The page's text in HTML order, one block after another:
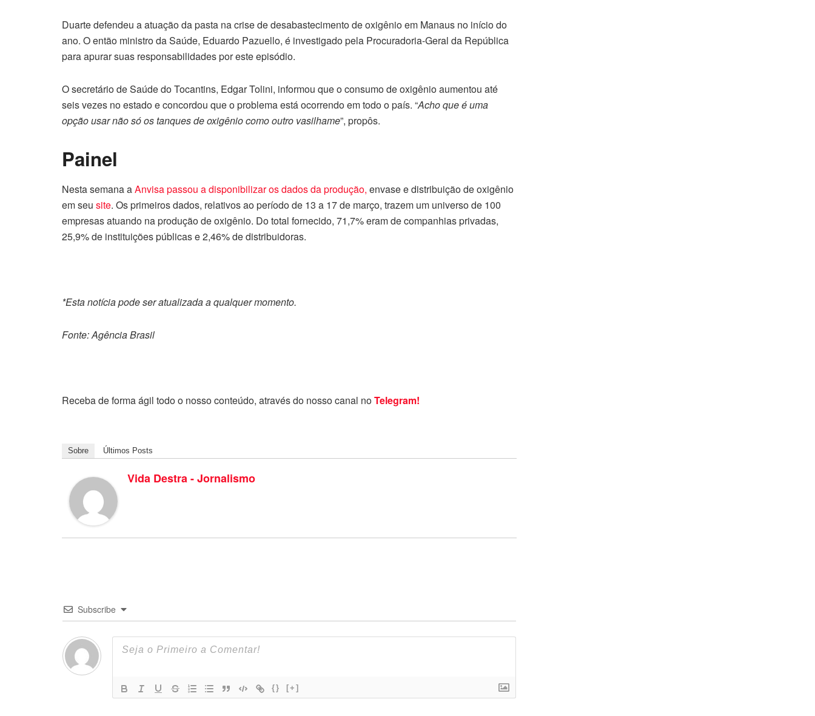
Duarte defendeu a atuação da pasta na crise de desabastecimento de oxigênio em Manaus no início do
ano. O então ministro da Saúde, Eduardo Pazuello, é investigado pela Procuradoria-Geral da República
para apurar suas responsabilidades por este episódio.
O secretário de Saúde do Tocantins, Edgar Tolini, informou que o consumo de oxigênio aumentou até
seis vezes no estado e concordou que o problema está ocorrendo em todo o país. “Acho que é uma
opção usar não só os tanques de oxigênio como outro vasilhame”, propôs.
Painel
Nesta semana aAnvisa passou a disponibilizar os dados da produção, envase e distribuição de oxigênio
em seu site. Os primeiros dados, relativos ao período de 13 a 17 de março, trazem um universo de 100
empresas atuando na produção de oxigênio. Do total fornecido, 71,7% eram de companhias privadas,
25,9% de instituições públicas e 2,46% de distribuidoras.
*Esta notícia pode ser atualizada a qualquer momento.
Fonte: Agência Brasil
Receba de forma ágil todo o nosso conteúdo, através do nosso canal noTelegram!
Sobre Últimos Posts
Vida Destra - Jornalismo
Subscribe
{} [+]